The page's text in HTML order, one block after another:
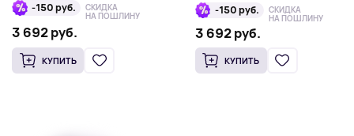
-150 руб. СКИДКА
НА ПОШЛИНУ
3 692 руб.
КУПИТЬ
-150 руб. СКИДКА
НА ПОШЛИНУ
3 692 руб.
КУПИТЬ